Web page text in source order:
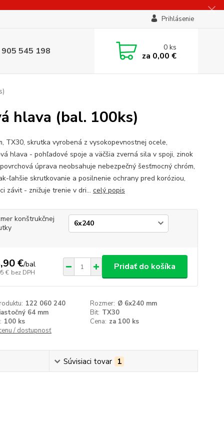
Prihlásenie
545 198 0ks
za 0,00 €
hlava (bal. 100ks)
TX30, skrutka vyrobená z vysokopevnostnej ocele,
hlava - pohľadové spoje a väčšia zverná sila v spoji, zinok
úprava neobsahuje nebezpečný šesťmocný chróm,
ľahšie skrutkovanie a posilnenie ochrany pred koróziou,
závit - znižuje trenie v dri... celý popis
konštrukčnej
€/bal
€ bez DPH
Pridať do košíka
122 060 240 Rozmer: Ø 6x240 mm
64 mm Bit: TX30
100 ks Cena: za 100 ks
/ dostupnosť
Súvisiaci tovar 1